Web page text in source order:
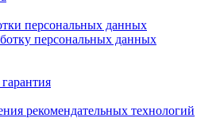
персональных данных
персональных данных
рекомендательных технологий